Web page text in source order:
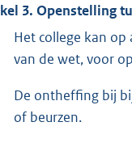
3. Openstelling
Het college kan
van de wet, voor
De ontheffing bij
of beurzen.